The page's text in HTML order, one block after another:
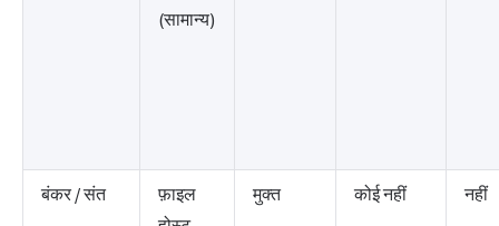
(सामान्य)
बंकर / संत
फ़ाइल
मुक्त कोई नहीं नहीं